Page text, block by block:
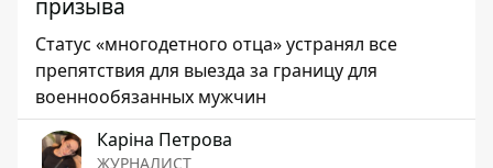
призыва
Статус «многодетного отца» устранял все
препятствия для выезда за границу для
военнообязанных мужчин
Каріна Петрова
ЖУРНАЛИСТ